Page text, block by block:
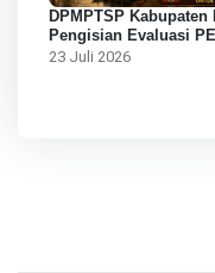
DPMPTSP
Pengisian Evaluasi
23 Juli 2026